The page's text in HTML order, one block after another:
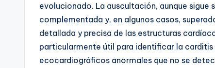
evolucionado. La auscultación, aunque sigue
complementada y, en algunos casos,
detallada y precisa de las estructuras
particularmente útil para identificar la carditis
ecocardiográficos anormales que no se